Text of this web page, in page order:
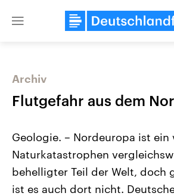
Close
Archiv
Flutgefahr aus dem
Geologie. – Nordeuropa ist ein
Naturkatastrophen
behelligter Teil der Welt, doch
ist es auch dort nicht.